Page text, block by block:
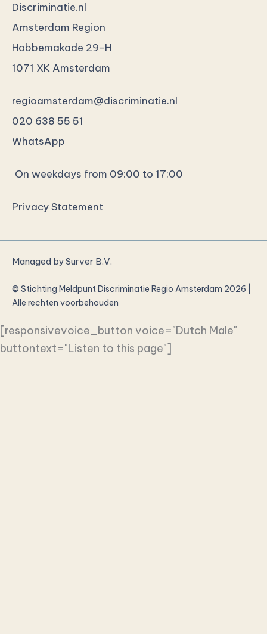
Discriminatie.nl
Amsterdam Region
Hobbemakade 29-H
1071 XK Amsterdam
regioamsterdam@discriminatie.nl
020 638 55 51
WhatsApp
On weekdays from 09:00 to 17:00
Privacy Statement
© Stichting Meldpunt Discriminatie Regio Amsterdam 2026 |
Alle rechten voorbehouden
Managed bySurver B.V.
[responsivevoice_button voice="Dutch Male"
buttontext="Listen to this page"]